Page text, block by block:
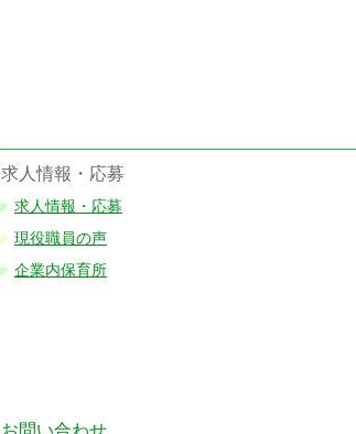
求人情報・応募
求人情報・応募
現役職員の声
企業内保育所
お問い合わせ